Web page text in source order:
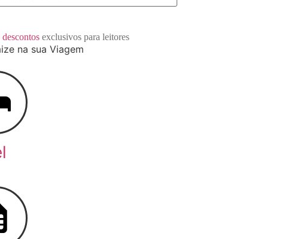
descontosexclusivos para leitores
na sua Viagem